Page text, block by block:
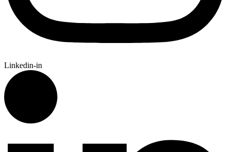
Linkedin-in